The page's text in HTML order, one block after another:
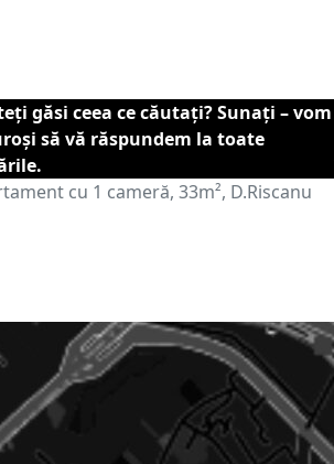
găsi ceea ce căutați? Sunați – vom
să vă răspundem la toate
cu 1 cameră, 33m², D.Riscanu